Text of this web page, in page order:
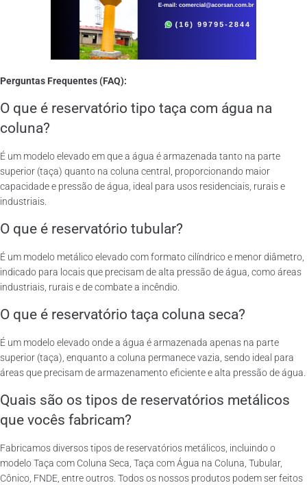
Perguntas Frequentes (FAQ):
O que é reservatório tipo taça com água na
coluna?
É um modelo elevado em que a água é armazenada tanto na parte
superior (taça) quanto na coluna central, proporcionando maior
capacidade e pressão de água, ideal para usos residenciais, rurais e
industriais.
O que é reservatório tubular?
É um modelo metálico elevado com formato cilíndrico e menor diâmetro,
indicado para locais que precisam de alta pressão de água, como áreas
industriais, rurais e de combate a incêndio.
O que é reservatório taça coluna seca?
É um modelo elevado onde a água é armazenada apenas na parte
superior (taça), enquanto a coluna permanece vazia, sendo ideal para
áreas que precisam de armazenamento eficiente e alta pressão de água.
Quais são os tipos de reservatórios metálicos
que vocês fabricam?
Fabricamos diversos tipos de reservatórios metálicos, incluindo o
modelo Taça com Coluna Seca, Taça com Água na Coluna, Tubular,
Cônico, FNDE, entre outros. Todos os nossos produtos podem ser feitos